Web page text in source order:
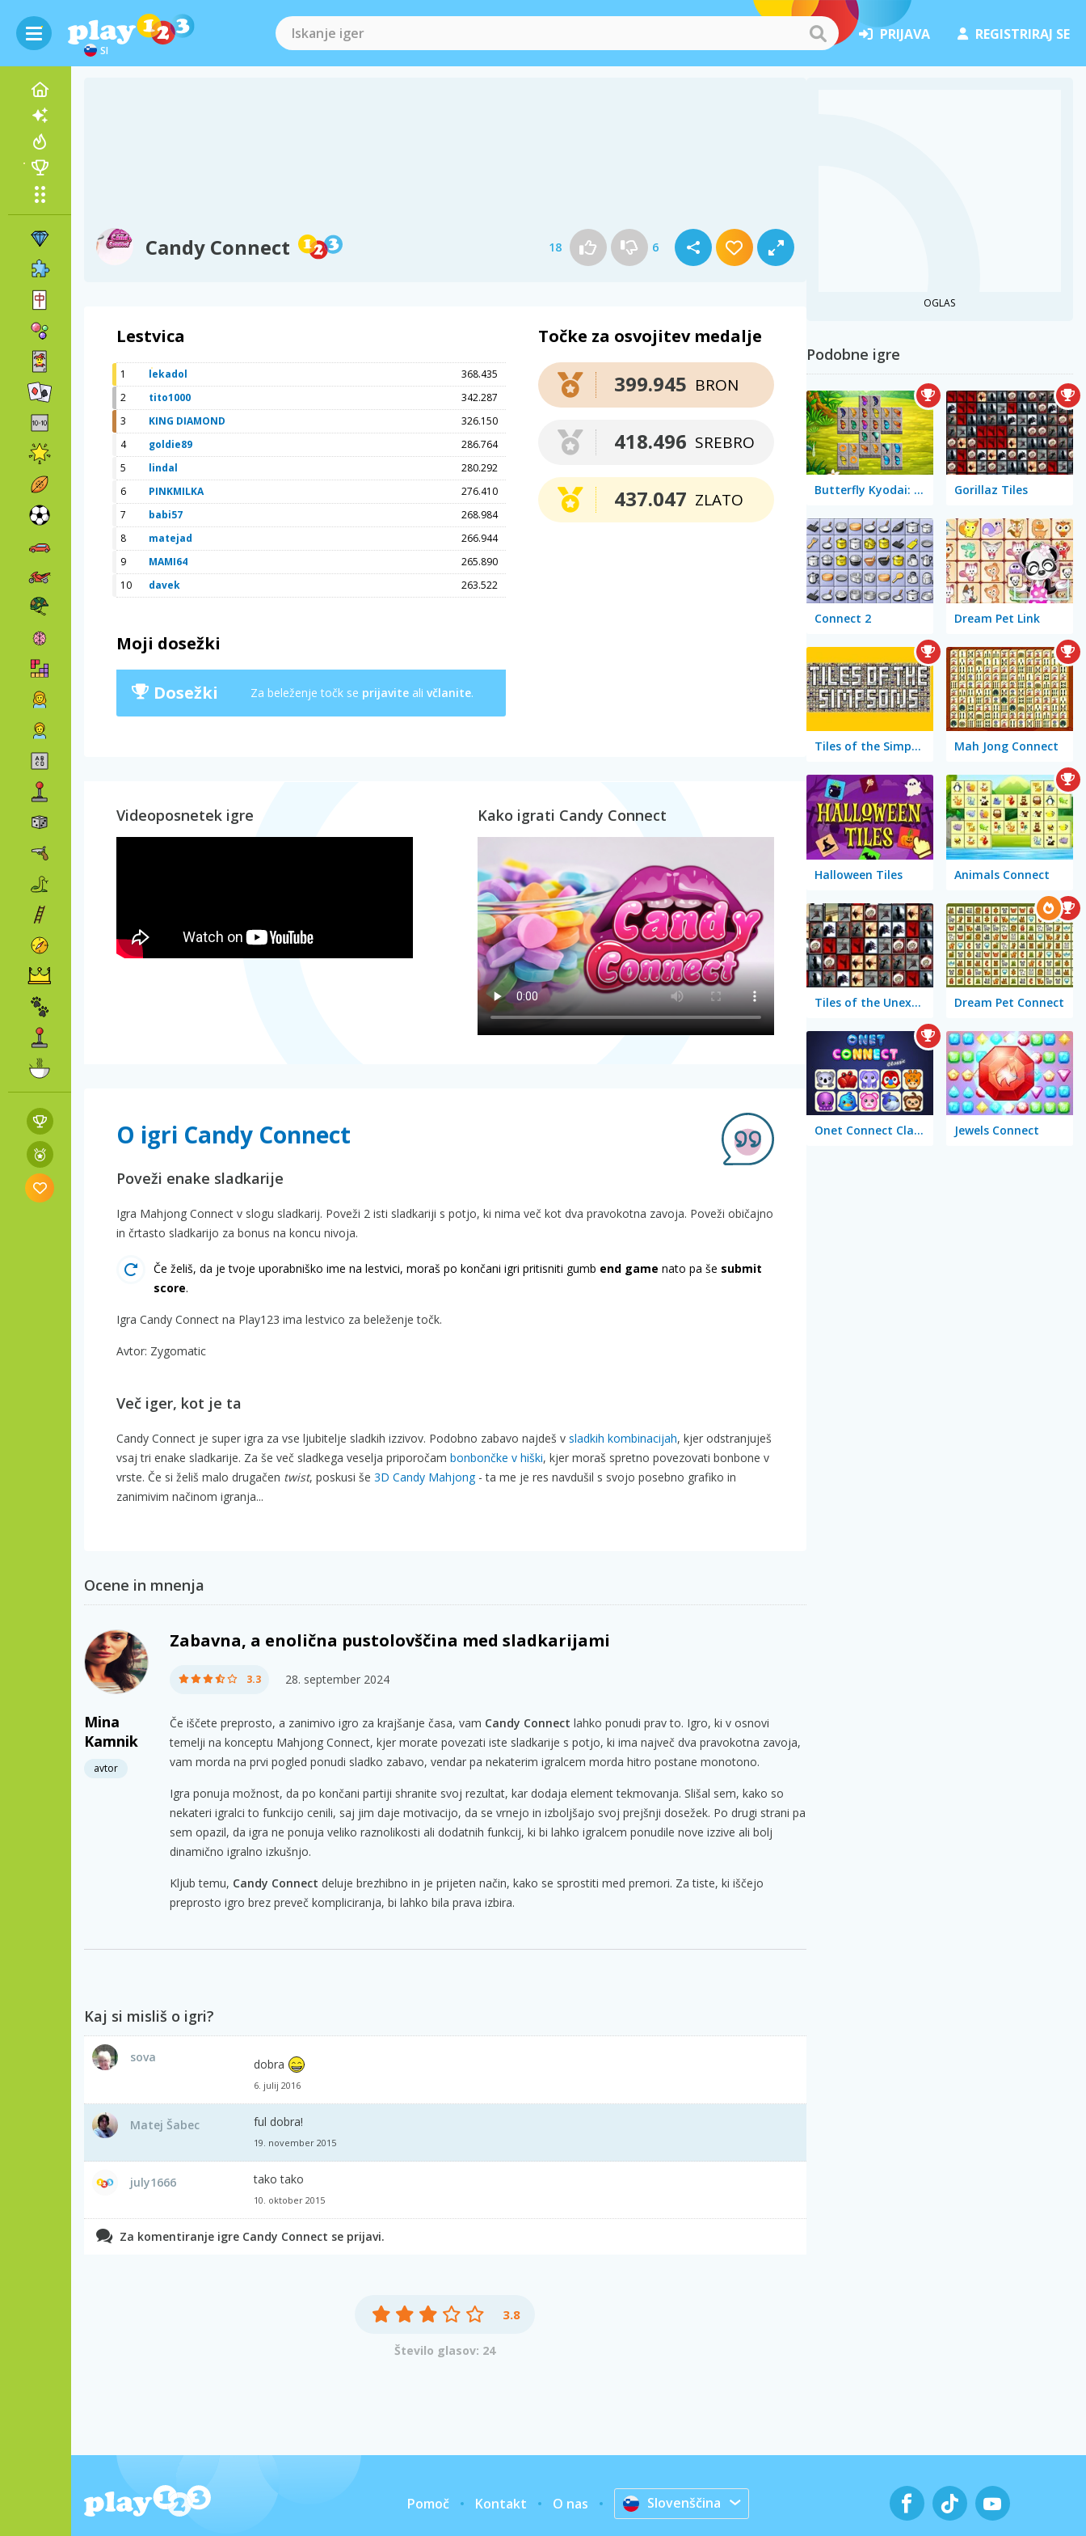
SI
PRIJAVA REGISTRIRAJ SE
Candy Connect 18 6
Lestvica
1 lekadol
368.435
2
tito1000
342.287
3
KING DIAMOND
326.150
4
goldie89
286.764
5
lindal
280.292
6
PINKMILKA
276.410
7
babi57
268.984
8
matejad
266.944
9
MAMI64
265.890
10
davek 263.522
Moji dosežki
Dosežki Za beleženje točk se prijavite ali včlanite.
Točke za osvojitev medalje
BRON
399.945
SREBRO
418.496
ZLATO
437.047
Videoposnetek igre Kako igrati Candy Connect
O igri Candy Connect
Poveži enake sladkarije
Igra Mahjong Connect v slogu sladkarij. Poveži 2 isti sladkariji s potjo, ki nima več kot dva pravokotna zavoja. Poveži običajno
in črtasto sladkarijo za bonus na koncu nivoja.
Če želiš, da je tvoje uporabniško ime na lestvici, moraš po končani igri pritisniti gumb end game nato pa še submit
score.
Igra Candy Connect na Play123 ima lestvico za beleženje točk.
Avtor: Zygomatic
Več iger, kot je ta
Candy Connect je super igra za vse ljubitelje sladkih izzivov. Podobno zabavo najdeš v sladkih kombinacijah, kjer odstranjuješ
vsaj tri enake sladkarije. Za še več sladkega veselja priporočam bonbončke v hiški, kjer moraš spretno povezovati bonbone v
vrste. Če si želiš malo drugačen twist, poskusi še 3D Candy Mahjong- ta me je res navdušil s svojo posebno grafiko in
zanimivim načinom igranja...
Ocene in mnenja
Mina
Kamnik
avtor
Zabavna, a enolična pustolovščina med sladkarijami
3.3 28. september 2024
Če iščete preprosto, a zanimivo igro za krajšanje časa, vam Candy Connect lahko ponudi prav to. Igro, ki v osnovi
temelji na konceptu Mahjong Connect, kjer morate povezati iste sladkarije s potjo, ki ima največ dva pravokotna zavoja,
vam morda na prvi pogled ponudi sladko zabavo, vendar pa nekaterim igralcem morda hitro postane monotono.
Igra ponuja možnost, da po končani partiji shranite svoj rezultat, kar dodaja element tekmovanja. Slišal sem, kako so
nekateri igralci to funkcijo cenili, saj jim daje motivacijo, da se vrnejo in izboljšajo svoj prejšnji dosežek. Po drugi strani pa
sem opazil, da igra ne ponuja veliko raznolikosti ali dodatnih funkcij, ki bi lahko igralcem ponudile nove izzive ali bolj
dinamično igralno izkušnjo.
Kljub temu, Candy Connect deluje brezhibno in je prijeten način, kako se sprostiti med premori. Za tiste, ki iščejo
preprosto igro brez preveč kompliciranja, bi lahko bila prava izbira.
Kaj si misliš o igri?
sova dobra
6. julij 2016
Matej Šabec ful dobra!
19. november 2015
july1666 tako tako
10. oktober 2015
Za komentiranje igre Candy Connect se prijavi.
3.8
Število glasov: 24
OGLAS
Podobne igre
Butterfly Kyodai: Mahjong Connect Gorillaz Tiles
Connect 2 Dream Pet Link
Tiles of the Simpsons Mah Jong Connect
Halloween Tiles Animals Connect
Tiles of the Unexpected! Dream Pet Connect
Onet Connect Classic Jewels Connect
Pomoč Kontakt O nas Slovenščina